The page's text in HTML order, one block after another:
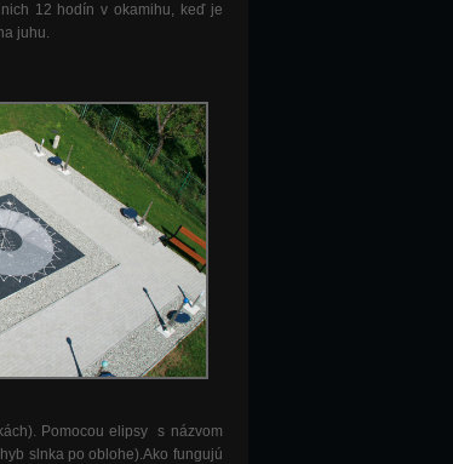
12 hodín v okamihu, keď je
juhu.
Pomocou elipsy s názvom
slnka po oblohe).Ako fungujú